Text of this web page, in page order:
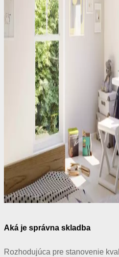
Aká je správna skladba
Rozhodujúca pre stanovenie